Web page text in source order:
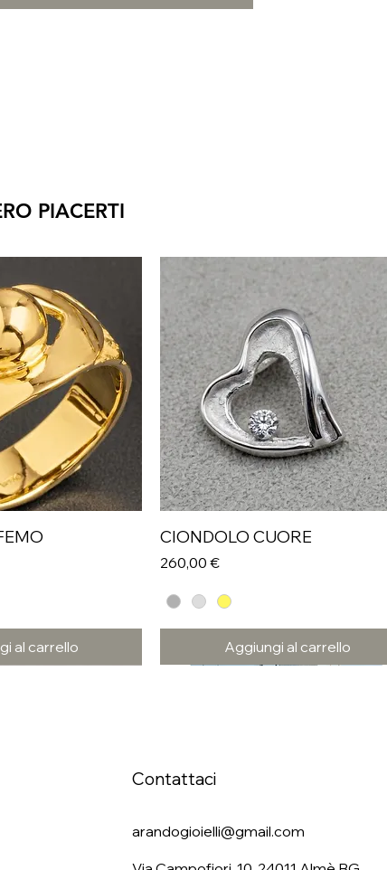
PIACERTI
al carrello
CIONDOLO CUORE
Prezzo
260,00 €
Aggiungi al carrello
Contattaci
arandogioielli@gmail.com